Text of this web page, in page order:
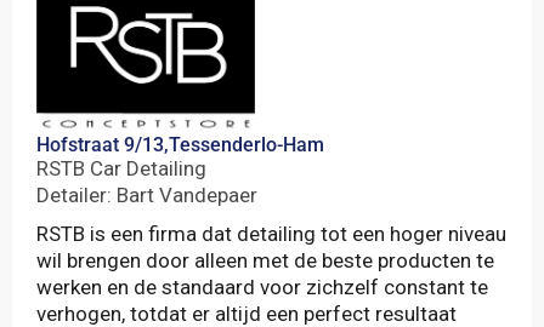
Hofstraat 9/13,Tessenderlo-Ham
RSTB Car Detailing
Detailer: Bart Vandepaer
RSTB is een firma dat detailing tot een hoger niveau
wil brengen door alleen met de beste producten te
werken en de standaard voor zichzelf constant te
verhogen, totdat er altijd een perfect resultaat